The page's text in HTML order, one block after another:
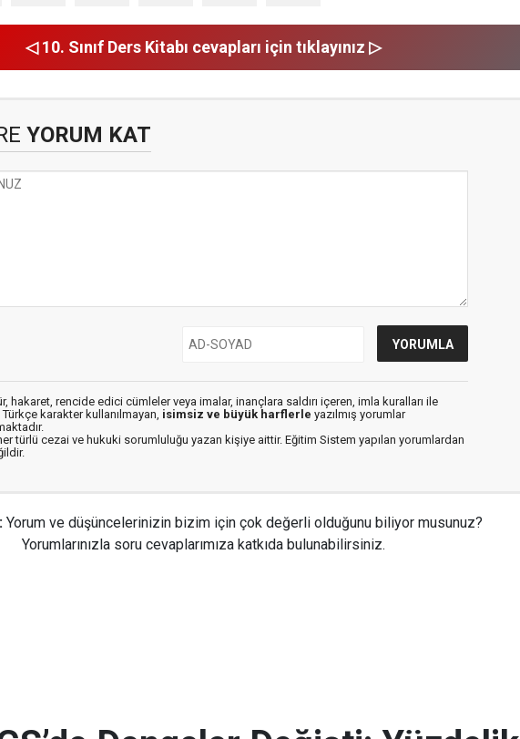
◁ 10. Sınıf Ders Kitabı cevapları için tıklayınız ▷
YORUM KAT
hakaret, rencide edici cümleler veya imalar, inançlara saldırı içeren, imla kuralları ile
Türkçe karakter kullanılmayan, isimsiz ve büyük harflerle yazılmış yorumlar
türlü cezai ve hukuki sorumluluğu yazan kişiye aittir. Eğitim Sistem yapılan yorumlardan
Yorum ve düşüncelerinizin bizim için çok değerli olduğunu biliyor musunuz?
Yorumlarınızla soru cevaplarımıza katkıda bulunabilirsiniz.